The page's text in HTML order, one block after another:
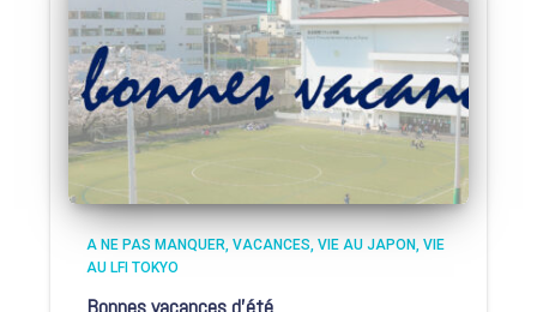
A NE PAS MANQUER VACANCES VIE AU JAPON VIE
AU LFI TOKYO
Bonnes vacances d’été